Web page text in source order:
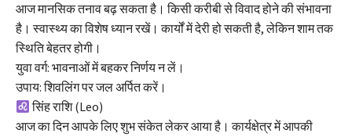
आज मानसिक तनाव बढ़ सकता है। किसी करीबी से विवाद होने की संभावना
है। स्वास्थ्य का विशेष ध्यान रखें। कार्यों में देरी हो सकती है, लेकिन शाम तक
स्थिति बेहतर होगी।
युवा वर्ग: भावनाओं में बहकर निर्णय न लें।
उपाय: शिवलिंग पर जल अर्पित करें।
सिंह राशि (Leo)
आज का दिन आपके लिए शुभ संकेत लेकर आया है। कार्यक्षेत्र में आपकी